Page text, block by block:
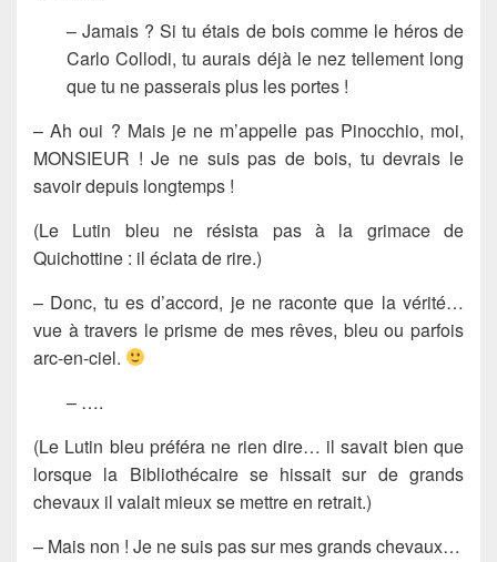
– Jamais ? Si tu étais de bois comme le héros de
Carlo Collodi, tu aurais déjà le nez tellement long
que tu ne passerais plus les portes !
– Ah oui ? Mais je ne m’appelle pas Pinocchio, moi,
MONSIEUR ! Je ne suis pas de bois, tu devrais le
savoir depuis longtemps !
(Le Lutin bleu ne résista pas à la grimace de
Quichottine : il éclata de rire.)
– Donc, tu es d’accord, je ne raconte que la vérité…
vue à travers le prisme de mes rêves, bleu ou parfois
arc-en-ciel.
– ….
(Le Lutin bleu préféra ne rien dire… il savait bien que
lorsque la Bibliothécaire se hissait sur de grands
chevaux il valait mieux se mettre en retrait.)
– Mais non ! Je ne suis pas sur mes grands chevaux…